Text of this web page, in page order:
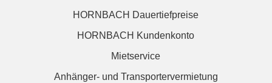
HORNBACH Dauertiefpreise
HORNBACH Kundenkonto
Mietservice
Anhänger- und Transportervermietung